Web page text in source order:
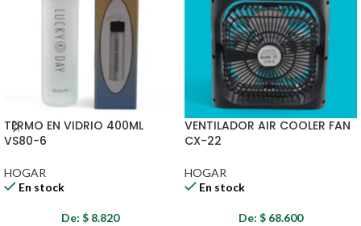
TERMO EN VIDRIO 400ML
VS80-6
HOGAR
En stock
De: $ 8.820
VENTILADOR AIR COOLER FAN
CX-22
HOGAR
En stock
De: $ 68.600